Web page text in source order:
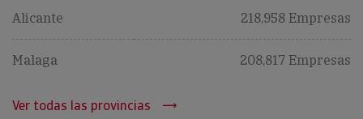
Alicante 218,958 Empresas
Malaga 208,817 Empresas
Ver todas las provincias